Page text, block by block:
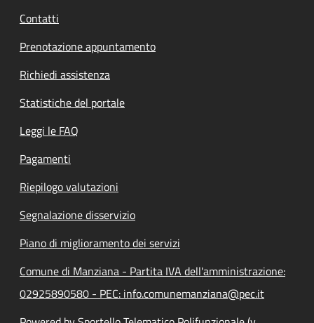
Contatti
Prenotazione appuntamento
Richiedi assistenza
Statistiche del portale
Leggi le FAQ
Pagamenti
Riepilogo valutazioni
Segnalazione disservizio
Piano di miglioramento dei servizi
Comune di Manziana - Partita IVA dell'amministrazione:
02925890580 - PEC: info.comunemanziana@pec.it